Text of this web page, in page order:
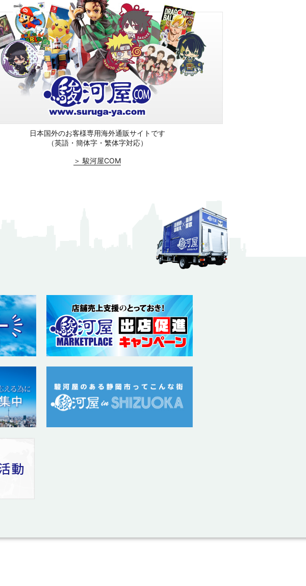
日本国外のお客様専用海外通販サイトです
（英語・簡体字・繁体字対応）
＞ 駿河屋COM